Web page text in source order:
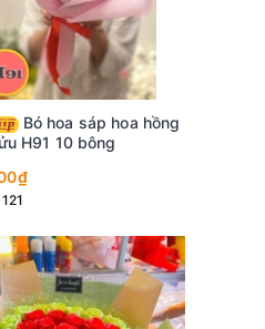
Bó hoa sáp hoa hồng
H91 10 bông